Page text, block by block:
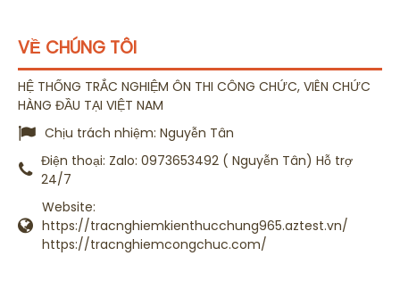
VỀ CHÚNG TÔI
HỆ THỐNG TRẮC NGHIỆM ÔN THI CÔNG CHỨC, VIÊN CHỨC
HÀNG ĐẦU TẠI VIỆT NAM
Chịu trách nhiệm: Nguyễn Tân
Điện thoại: Zalo: 0973653492 ( Nguyễn Tân) Hỗ trợ
24/7
Website:
https://tracnghiemkienthucchung965.aztest.vn/
https://tracnghiemcongchuc.com/